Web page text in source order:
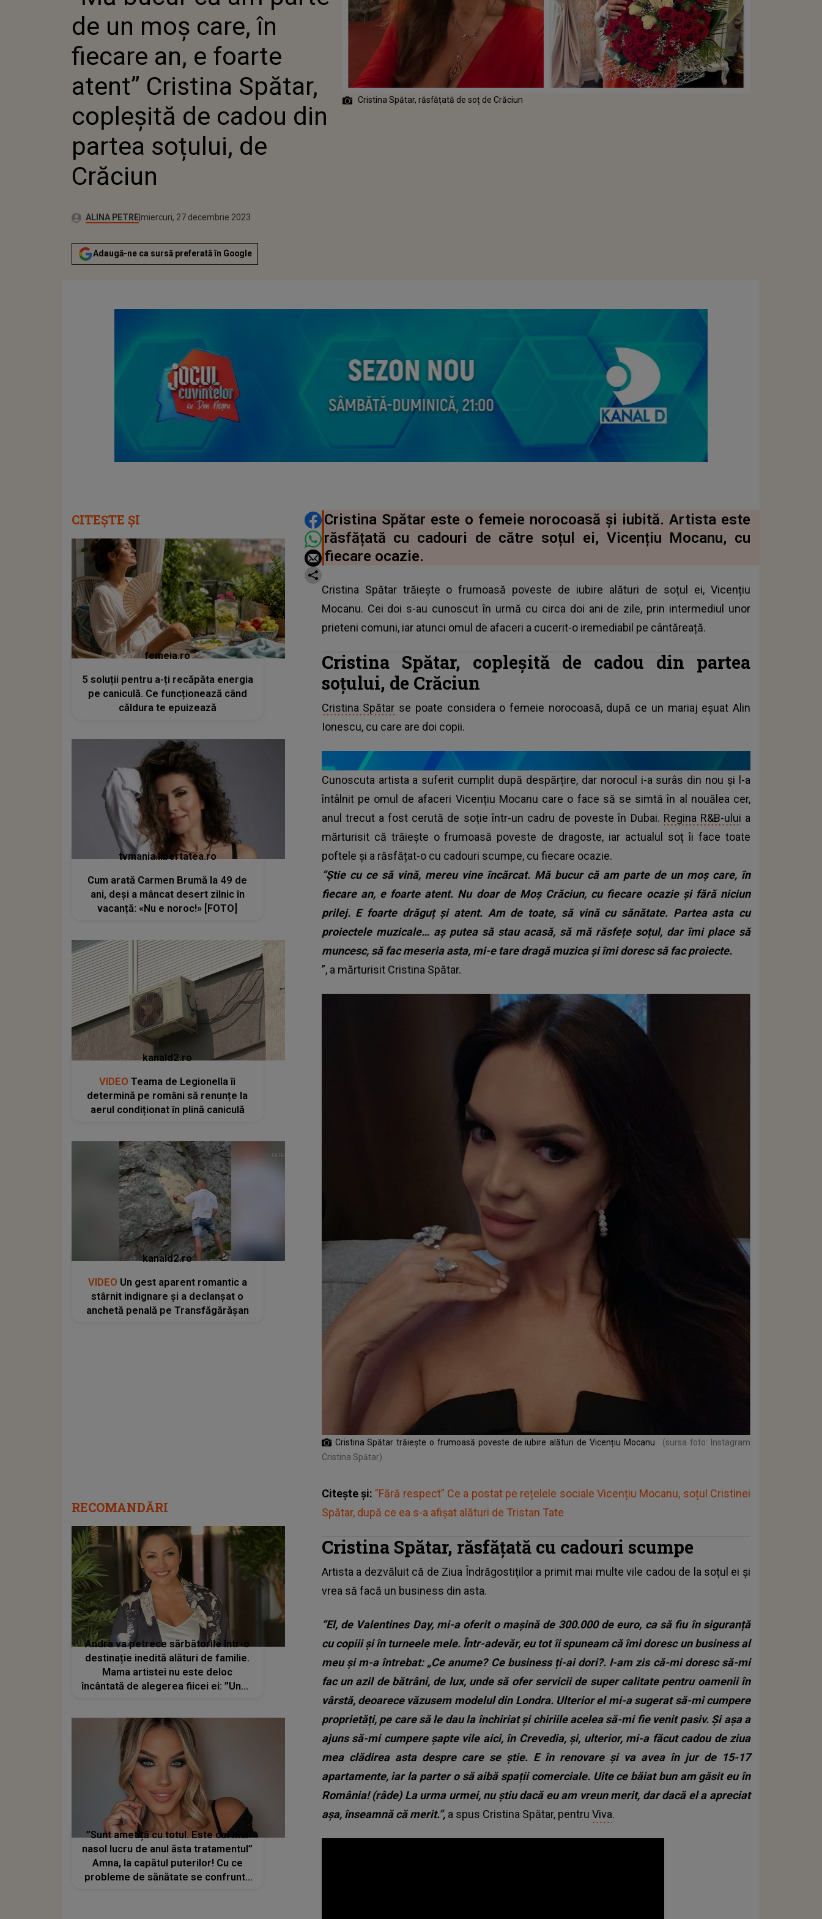
FOARTE ATENT”
CRISTINA SPĂTAR,
COPLEȘITĂ DE CADOU
DE CRĂCIUN
de un moș care, în
fiecare an, e foarte
atent” Cristina Spătar,
copleșită de cadou din
partea soțului, de
Crăciun
Autor:ALINA PETREPublicat:
luni, 25 decembrie 2023
Actualizat:
miercuri, 27 decembrie 2023
Adaugă-ne ca sursă preferată în Google
Cristina Spătar, răsfățată de soț de Crăciun
DISTRIBUIE ARTICOLUL
Cristina Spătar este o femeie norocoasă și iubită. Artista este
răsfățată cu cadouri de către soțul ei, Vicențiu Mocanu, cu
fiecare ocazie.
Cristina Spătar trăiește o frumoasă poveste de iubire alături de soțul ei, Vicențiu
Mocanu. Cei doi s-au cunoscut în urmă cu circa doi ani de zile, prin intermediul unor
prieteni comuni, iar atunci omul de afaceri a cucerit-o iremediabil pe cântăreață.
Cristina Spătar, copleșită de cadou din partea
soțului, de Crăciun
Cristina Spătar se poate considera o femeie norocoasă, după ce un mariaj eșuat Alin
Ionescu, cu care are doi copii.
Cunoscuta artista a suferit cumplit după despărțire, dar norocul i-a surâs din nou și l-a
întâlnit pe omul de afaceri Vicențiu Mocanu care o face să se simtă în al nouălea cer,
anul trecut a fost cerută de soție într-un cadru de poveste în Dubai. Regina R&B-ului a
mărturisit că trăiește o frumoasă poveste de dragoste, iar actualul soț îi face toate
poftele și a răsfățat-o cu cadouri scumpe, cu fiecare ocazie.
”Știe cu ce să vină, mereu vine încărcat. Mă bucur că am parte de un moș care, în
fiecare an, e foarte atent. Nu doar de Moș Crăciun, cu fiecare ocazie și fără niciun
prilej. E foarte drăguț și atent. Am de toate, să vină cu sănătate. Partea asta cu
proiectele muzicale… aș putea să stau acasă, să mă răsfețe soțul, dar îmi place să
muncesc, să fac meseria asta, mi-e tare dragă muzica și îmi doresc să fac proiecte.
”, a mărturisit Cristina Spătar.
Cristina Spătar trăiește o frumoasă poveste de iubire alături de Vicențiu Mocanu
(sursa foto: Instagram
Cristina Spătar)
Citește și:”Fără respect” Ce a postat pe rețelele sociale Vicențiu Mocanu, soțul Cristinei
Spătar, după ce ea s-a afișat alături de Tristan Tate
Cristina Spătar, răsfățată cu cadouri scumpe
Artista a dezvăluit că de Ziua Îndrăgostiților a primit mai multe vile cadou de la soțul ei și
vrea să facă un business din asta.
”El, de Valentines Day, mi-a oferit o mașină de 300.000 de euro, ca să fiu în siguranță
cu copiii și în turneele mele. Într-adevăr, eu tot îi spuneam că îmi doresc un business al
meu și m-a întrebat: „Ce anume? Ce business ți-ai dori?. I-am zis că-mi doresc să-mi
fac un azil de bătrâni, de lux, unde să ofer servicii de super calitate pentru oamenii în
vârstă, deoarece văzusem modelul din Londra. Ulterior el mi-a sugerat să-mi cumpere
proprietăți, pe care să le dau la închiriat și chiriile acelea să-mi fie venit pasiv. Și așa a
ajuns să-mi cumpere șapte vile aici, în Crevedia, și, ulterior, mi-a făcut cadou de ziua
mea clădirea asta despre care se știe. E în renovare și va avea în jur de 15-17
apartamente, iar la parter o să aibă spații comerciale. Uite ce băiat bun am găsit eu în
România! (râde) La urma urmei, nu știu dacă eu am vreun merit, dar dacă el a apreciat
așa, înseamnă că merit.”, a spus Cristina Spătar, pentru Viva.
CITEȘTE ȘI
femeia.ro
5 soluții pentru a-ți recăpăta energia
pe caniculă. Ce funcționează când
căldura te epuizează
tvmania.libertatea.ro
Cum arată Carmen Brumă la 49 de
ani, deși a mâncat desert zilnic în
vacanță: «Nu e noroc!» [FOTO]
kanald2.ro
VIDEO Teama de Legionella îi
determină pe români să renunțe la
aerul condiționat în plină caniculă
kanald2.ro
VIDEO Un gest aparent romantic a
stârnit indignare și a declanșat o
anchetă penală pe Transfăgărășan
RECOMANDĂRI
Andra va petrece sărbătorile într-o
destinație inedită alături de familie.
Mama artistei nu este deloc
încântată de alegerea fiicei ei: ”Unde
”Sunt ametiță cu totul. Este cel mai
nasol lucru de anul ăsta tratamentul”
Amna, la capătul puterilor! Cu ce
probleme de sănătate se confruntă